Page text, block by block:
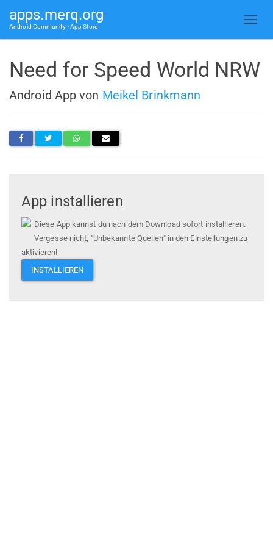
apps.merq.org
Android Community • App Store
Need for Speed World NRW
Android App von Meikel Brinkmann
App installieren
Diese App kannst du nach dem Download sofort installieren.
Vergesse nicht, "Unbekannte Quellen" in den Einstellungen zu
aktivieren!
INSTALLIEREN